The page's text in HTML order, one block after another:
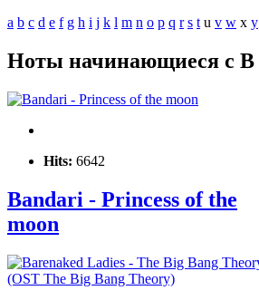
a b c d e f g h i j k l m n o p q r s t u v w x y
Ноты начинающиеся с B
Hits: 6642
Bandari - Princess of the
moon